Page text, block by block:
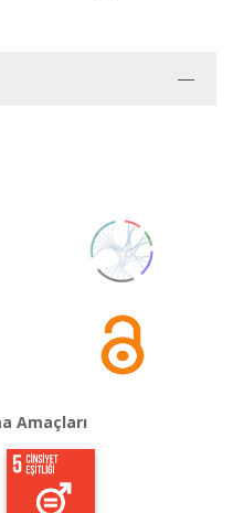
Amaçları